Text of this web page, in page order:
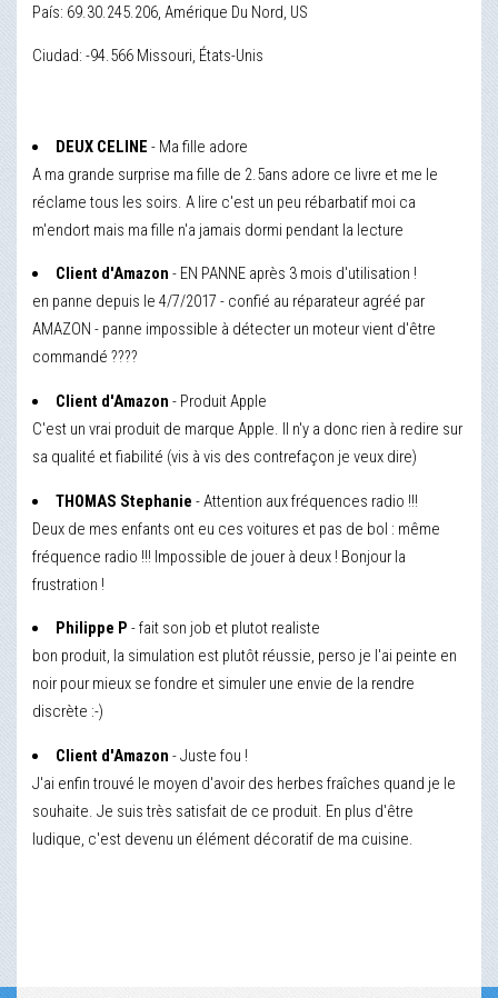
País: 69.30.245.206, Amérique Du Nord, US
Ciudad: -94.566 Missouri, États-Unis
DEUX CELINE - Ma fille adore
A ma grande surprise ma fille de 2.5ans adore ce livre et me le
réclame tous les soirs. A lire c'est un peu rébarbatif moi ca
m'endort mais ma fille n'a jamais dormi pendant la lecture
Client d'Amazon - EN PANNE après 3 mois d'utilisation !
en panne depuis le 4/7/2017 - confié au réparateur agréé par
AMAZON - panne impossible à détecter un moteur vient d'être
commandé ????
Client d'Amazon - Produit Apple
C'est un vrai produit de marque Apple. Il n'y a donc rien à redire sur
sa qualité et fiabilité (vis à vis des contrefaçon je veux dire)
THOMAS Stephanie - Attention aux fréquences radio !!!
Deux de mes enfants ont eu ces voitures et pas de bol : même
fréquence radio !!! Impossible de jouer à deux ! Bonjour la
frustration !
Philippe P - fait son job et plutot realiste
bon produit, la simulation est plutôt réussie, perso je l'ai peinte en
noir pour mieux se fondre et simuler une envie de la rendre
discrète :-)
Client d'Amazon - Juste fou !
J'ai enfin trouvé le moyen d'avoir des herbes fraîches quand je le
souhaite. Je suis très satisfait de ce produit. En plus d'être
ludique, c'est devenu un élément décoratif de ma cuisine.